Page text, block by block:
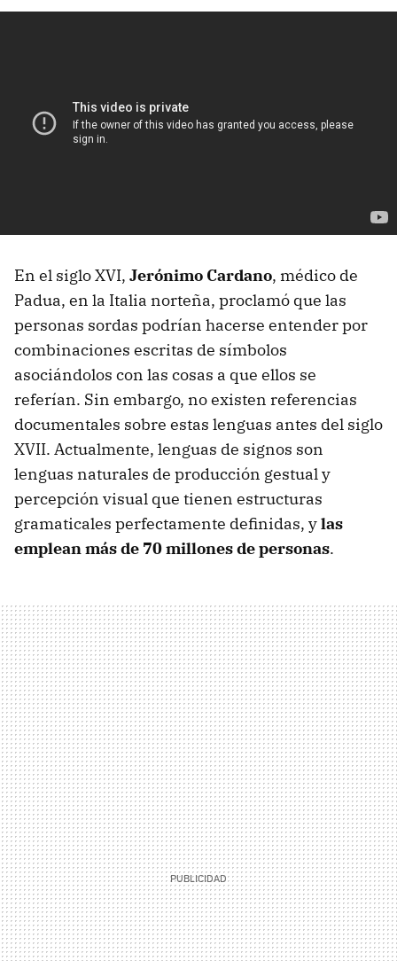
En el siglo XVI, Jerónimo Cardano, médico de
Padua, en la Italia norteña, proclamó que las
personas sordas podrían hacerse entender por
combinaciones escritas de símbolos
asociándolos con las cosas a que ellos se
referían. Sin embargo, no existen referencias
documentales sobre estas lenguas antes del siglo
XVII. Actualmente, lenguas de signos son
lenguas naturales de producción gestual y
percepción visual que tienen estructuras
gramaticales perfectamente definidas, ylas
emplean más de 70 millones de personas.